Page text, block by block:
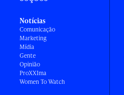
Notícias
Comunicação
Marketing
Mídia
Gente
Opinião
ProXXIma
Women To Watch